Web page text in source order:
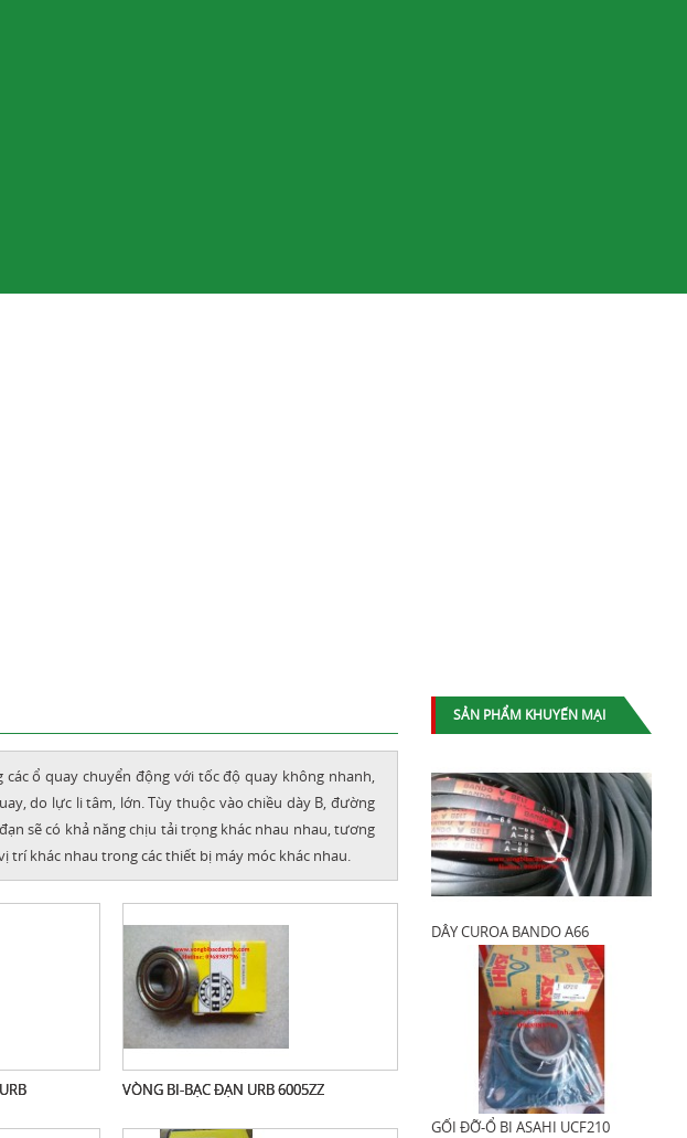
ổ quay chuyển động với tốc độ quay không nhanh,
do lực li tâm, lớn. Tùy thuộc vào chiều dày B, đường
sẽ có khả năng chịu tải trọng khác nhau nhau, tương
trí khác nhau trong các thiết bị máy móc khác nhau.
VÒNG BI-BẠC ĐẠN URB 6005ZZ
SẢN PHẨM KHUYẾN MẠI
DÂY CUROA BANDO A66
GỐI ĐỠ-Ổ BI ASAHI UCF210